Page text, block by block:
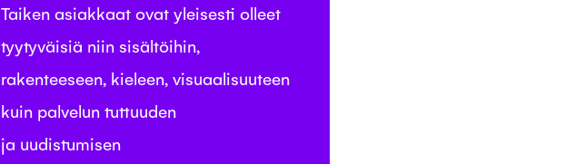
Taiken asiakkaat ovat yleisesti olleet
tyytyväisiä niin sisältöihin,
rakenteeseen, kieleen, visuaalisuuteen
kuin palvelun tuttuuden
ja uudistumisen